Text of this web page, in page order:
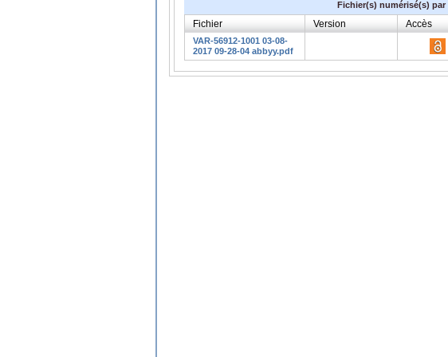
Fichier(s) numérisé(s)
Fichier Version Accès
VAR-56912-1001 03-08-
2017 09-28-04 abbyy.pdf